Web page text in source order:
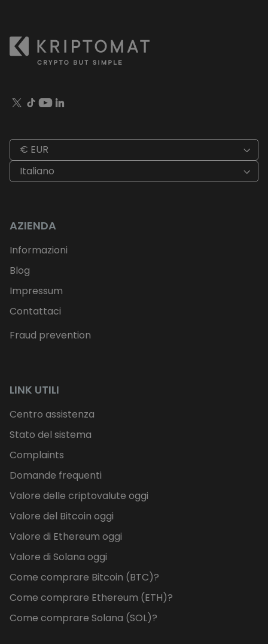
€ EUR
Italiano
AZIENDA
Informazioni
Blog
Impressum
Contattaci
Fraud prevention
LINK UTILI
Centro assistenza
Stato del sistema
Complaints
Domande frequenti
Valore delle criptovalute oggi
Valore del Bitcoin oggi
Valore di Ethereum oggi
Valore di Solana oggi
Come comprare Bitcoin (BTC)?
Come comprare Ethereum (ETH)?
Come comprare Solana (SOL)?